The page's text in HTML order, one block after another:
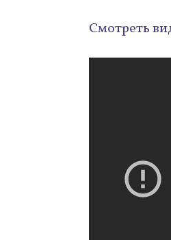
Смотреть